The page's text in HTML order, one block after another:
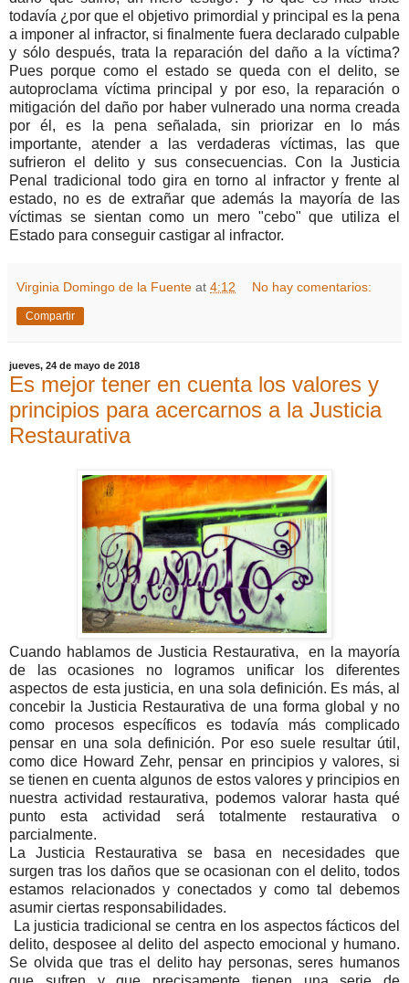
todavía ¿por que el objetivo primordial y principal es la pena
a imponer al infractor, si finalmente fuera declarado culpable
y sólo después, trata la reparación del daño a la víctima?
Pues porque como el estado se queda con el delito, se
autoproclama víctima principal y por eso, la reparación o
mitigación del daño por haber vulnerado una norma creada
por él, es la pena señalada, sin priorizar en lo más
importante, atender a las verdaderas víctimas, las que
sufrieron el delito y sus consecuencias. Con la Justicia
Penal tradicional todo gira en torno al infractor y frente al
estado, no es de extrañar que además la mayoría de las
víctimas se sientan como un mero "cebo" que utiliza el
Estado para conseguir castigar al infractor.
Virginia Domingo de la Fuente at 4:12 No hay comentarios:
Compartir
jueves, 24 de mayo de 2018
Es mejor tener en cuenta los valores y
principios para acercarnos a la Justicia
Restaurativa
Cuando hablamos de Justicia Restaurativa, en la mayoría
de las ocasiones no logramos unificar los diferentes
aspectos de esta justicia, en una sola definición. Es más, al
concebir la Justicia Restaurativa de una forma global y no
como procesos específicos es todavía más complicado
pensar en una sola definición. Por eso suele resultar útil,
como dice Howard Zehr, pensar en principios y valores, si
se tienen en cuenta algunos de estos valores y principios en
nuestra actividad restaurativa, podemos valorar hasta qué
punto esta actividad será totalmente restaurativa o
parcialmente.
La Justicia Restaurativa se basa en necesidades que
surgen tras los daños que se ocasionan con el delito, todos
estamos relacionados y conectados y como tal debemos
asumir ciertas responsabilidades.
La justicia tradicional se centra en los aspectos fácticos del
delito, desposee al delito del aspecto emocional y humano.
Se olvida que tras el delito hay personas, seres humanos